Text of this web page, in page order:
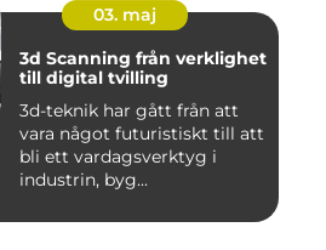
03. maj
3d Scanning från verklighet
till digital tvilling
3d-teknik har gått från att
vara något futuristiskt till att
bli ett vardagsverktyg i
industrin, byg...